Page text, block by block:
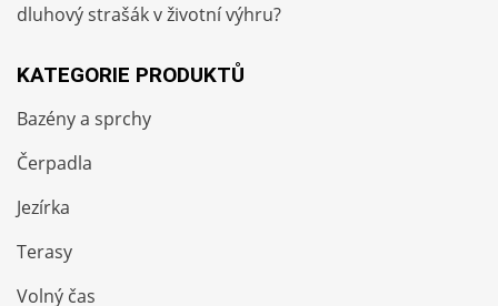
dluhový strašák v životní výhru?
KATEGORIE PRODUKTŮ
Bazény a sprchy
Čerpadla
Jezírka
Terasy
Volný čas